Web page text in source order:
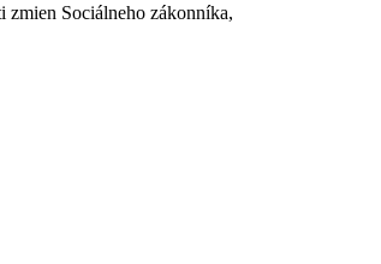
Sociálneho zákonníka,